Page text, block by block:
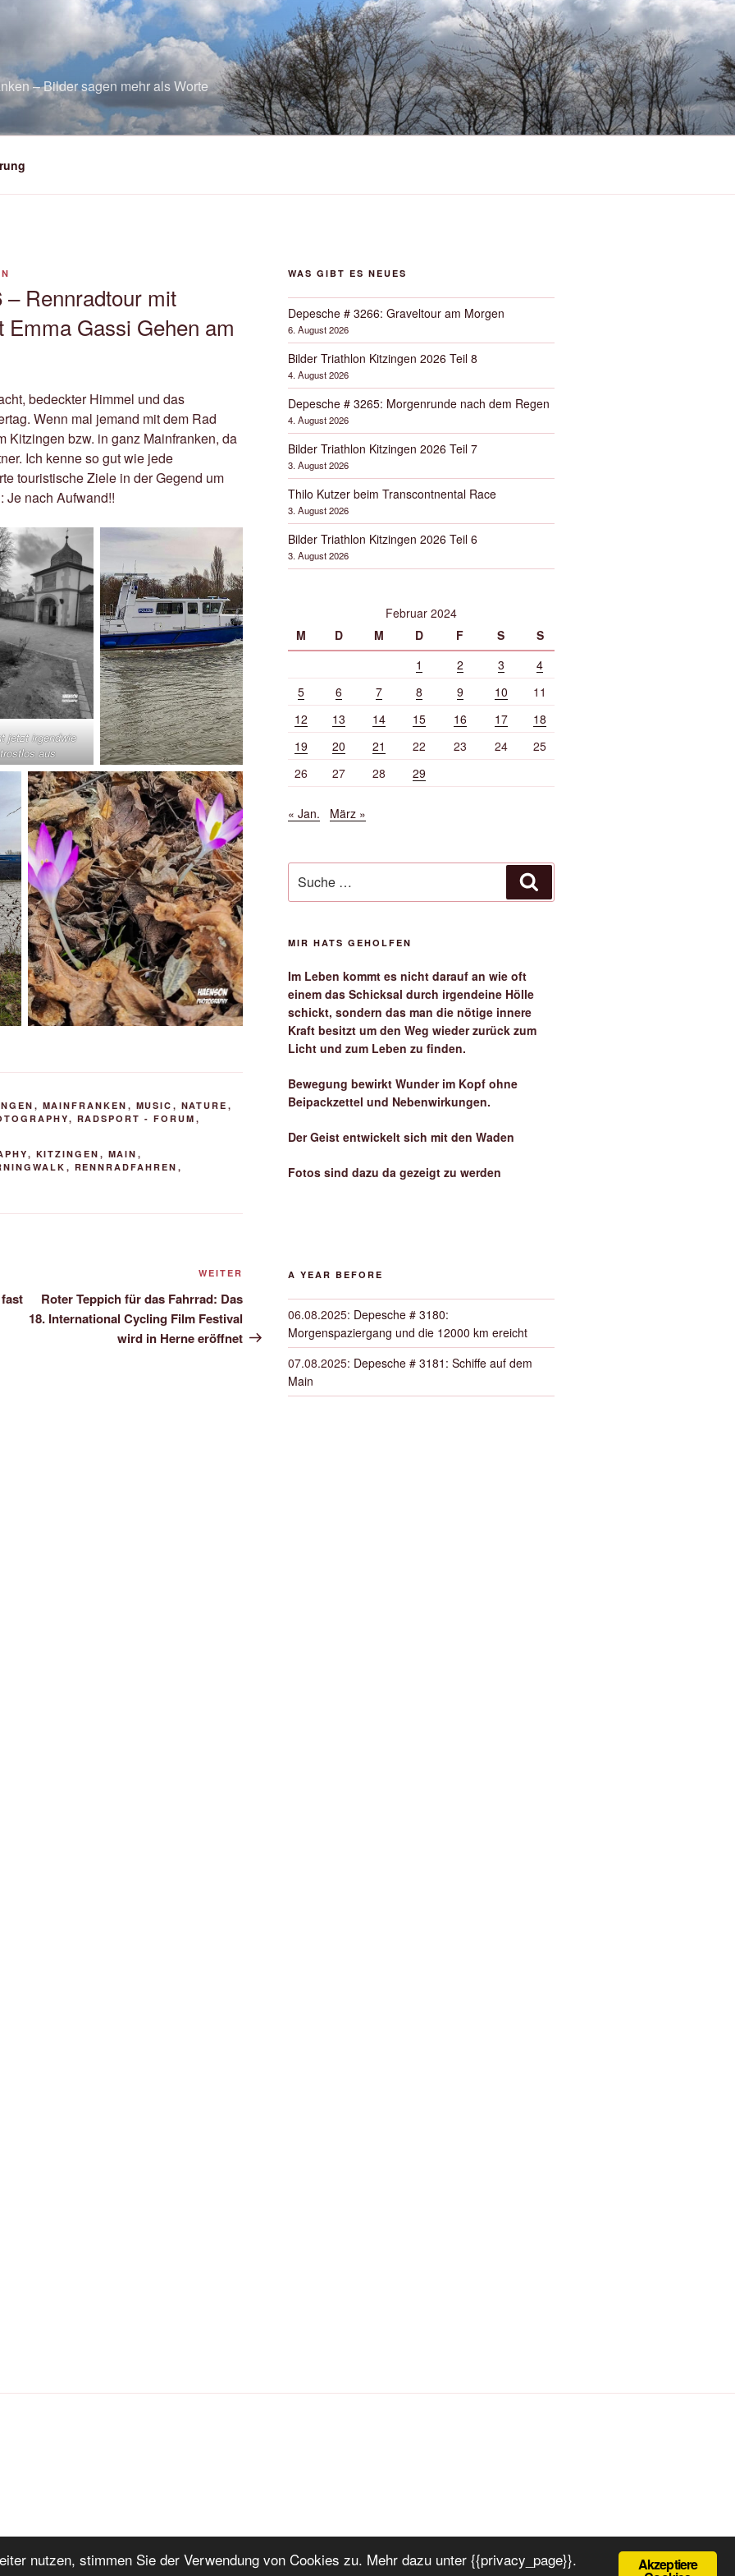
– Bilder sagen mehr als Worte
Rennradtour mit
Gassi Gehen am
bedeckter Himmel und das
Wenn mal jemand mit dem Rad
Kitzingen bzw. in ganz Mainfranken, da
Ich kenne so gut wie jede
touristische Ziele in der Gegend um
Je nach Aufwand!!
jetzt irgendwie
trostlos aus
, MAINFRANKEN , MUSIC , NATURE ,
, RADSPORT - FORUM ,
, KITZINGEN , MAIN ,
, RENNRADFAHREN ,
Nächster
Beitrag
WEITER
Roter Teppich für das Fahrrad: Das
18. International Cycling Film Festival
wird in Herne eröffnet
WAS GIBT ES NEUES
Depesche # 3266: Graveltour am Morgen
6. August 2026
Bilder Triathlon Kitzingen 2026 Teil 8
4. August 2026
Depesche # 3265: Morgenrunde nach dem Regen
4. August 2026
Bilder Triathlon Kitzingen 2026 Teil 7
3. August 2026
Thilo Kutzer beim Transcontnental Race
3. August 2026
Bilder Triathlon Kitzingen 2026 Teil 6
3. August 2026
Februar 2024
M
D M D F S
S
1
2 3
4
5
6 7 8 9 10
11
12
13 14 15 16 17
18
19
20 21 22 23 24
25
26
27 28 29
« Jan. März »
nach:
MIR HATS GEHOLFEN
Im Leben kommt es nicht darauf an wie oft
einem das Schicksal durch irgendeine Hölle
schickt, sondern das man die nötige innere
Kraft besitzt um den Weg wieder zurück zum
Licht und zum Leben zu finden.
Bewegung bewirkt Wunder im Kopf ohne
Beipackzettel und Nebenwirkungen.
Der Geist entwickelt sich mit den Waden
Fotos sind dazu da gezeigt zu werden
A YEAR BEFORE
06.08.2025: Depesche # 3180:
Morgenspaziergang und die 12000 km ereicht
07.08.2025: Depesche # 3181: Schiffe auf dem
Main
Stolz präsentiert von WordPress Akzeptiere
nutzen, stimmen Sie der Verwendung von Cookies zu. Mehr dazu unter {{privacy_page}}.